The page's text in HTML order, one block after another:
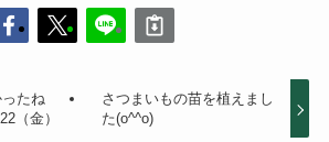
たね
（金）
さつまいもの苗を植えまし
た(o^^o)